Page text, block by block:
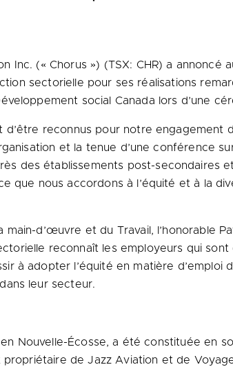
Inc. (« Chorus ») (TSX: CHR) a annoncé
sectorielle pour ses réalisations
social Canada lors d’une
reconnus pour notre engagement
et la tenue d’une conférence
des établissements post-secondaires
que nous accordons à l’équité et à la
main-d’œuvre et du Travail, l’honorable
reconnaît les employeurs qui
à adopter l’équité en matière d’emploi
leur secteur.
en Nouvelle-Écosse, a été constituée en
propriétaire de Jazz Aviation et de